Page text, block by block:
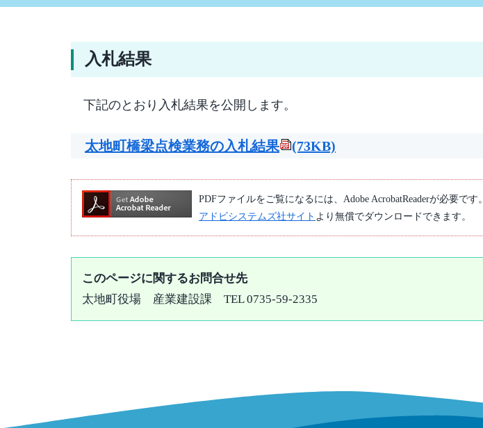
入札結果
下記のとおり入札結果を公開します。
太地町橋梁­点検業務の­入札結果 (73KB)
PDFファイルをご覧になるには、Adobe AcrobatReaderが必要です。
アドビシステムズ社サイト より無償でダウンロードできます。
このページに関するお問合せ先
太地町役場
産業建設課 TEL 0735-59-2335